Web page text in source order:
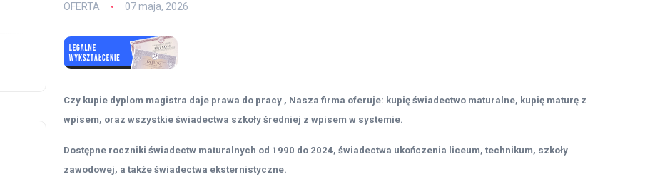
OFERTA 07 maja, 2026
Czy kupie dyplom magistra daje prawa do pracy , Nasza firma oferuje: kupię świadectwo maturalne, kupię maturę z
wpisem, oraz wszystkie świadectwa szkoły średniej z wpisem w systemie.
Dostępne roczniki świadectw maturalnych od 1990 do 2024, świadectwa ukończenia liceum, technikum, szkoły
zawodowej, a także świadectwa eksternistyczne.